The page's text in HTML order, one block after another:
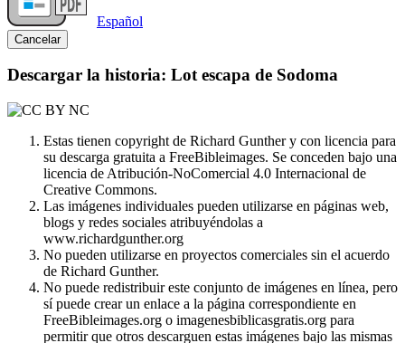
Español
Cancelar
Descargar la historia: Lot escapa de Sodoma
Estas tienen copyright de Richard Gunther y con licencia para
su descarga gratuita a FreeBibleimages. Se conceden bajo una
licencia de Atribución-NoComercial 4.0 Internacional de
Creative Commons.
Las imágenes individuales pueden utilizarse en páginas web,
blogs y redes sociales atribuyéndolas a
www.richardgunther.org
No pueden utilizarse en proyectos comerciales sin el acuerdo
de Richard Gunther.
No puede redistribuir este conjunto de imágenes en línea, pero
sí puede crear un enlace a la página correspondiente en
FreeBibleimages.org o imagenesbiblicasgratis.org para
permitir que otros descarguen estas imágenes bajo las mismas